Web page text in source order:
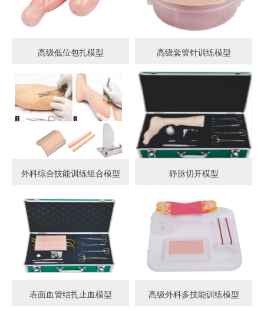
高级低位包扎模型 高级套管针训练模型
外科综合技能训练组合模型 静脉切开模型
表面血管结扎止血模型 高级外科多技能训练模型